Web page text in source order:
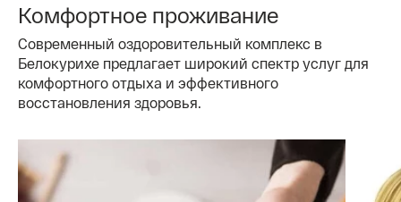
Комфортное проживание
Современный оздоровительный комплекс в
Белокурихе предлагает широкий спектр услуг для
комфортного отдыха и эффективного
восстановления здоровья.